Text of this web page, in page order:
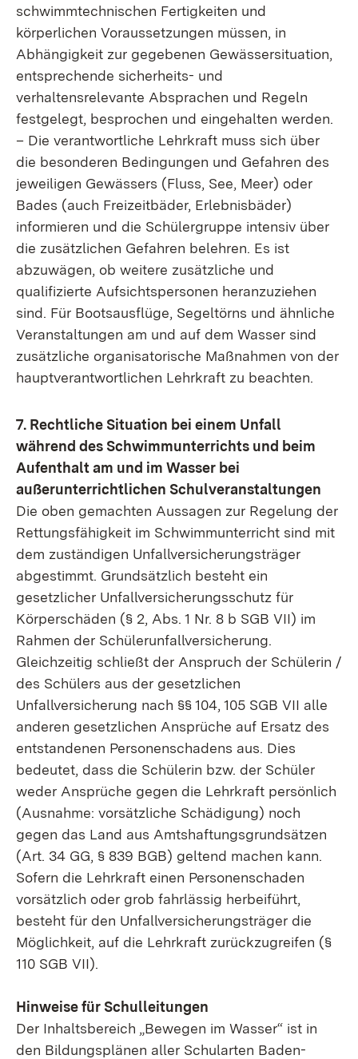
schwimmtechnischen Fertigkeiten und
körperlichen Voraussetzungen müssen, in
Abhängigkeit zur gegebenen Gewässersituation,
entsprechende sicherheits- und
verhaltensrelevante Absprachen und Regeln
festgelegt, besprochen und eingehalten werden.
– Die verantwortliche Lehrkraft muss sich über
die besonderen Bedingungen und Gefahren des
jeweiligen Gewässers (Fluss, See, Meer) oder
Bades (auch Freizeitbäder, Erlebnisbäder)
informieren und die Schülergruppe intensiv über
die zusätzlichen Gefahren belehren. Es ist
abzuwägen, ob weitere zusätzliche und
qualifizierte Aufsichtspersonen heranzuziehen
sind. Für Bootsausflüge, Segeltörns und ähnliche
Veranstaltungen am und auf dem Wasser sind
zusätzliche organisatorische Maßnahmen von der
hauptverantwortlichen Lehrkraft zu beachten.
7. Rechtliche Situation bei einem Unfall
während des Schwimmunterrichts und beim
Aufenthalt am und im Wasser bei
außerunterrichtlichen Schulveranstaltungen
Die oben gemachten Aussagen zur Regelung der
Rettungsfähigkeit im Schwimmunterricht sind mit
dem zuständigen Unfallversicherungsträger
abgestimmt. Grundsätzlich besteht ein
gesetzlicher Unfallversicherungsschutz für
Körperschäden (§ 2, Abs. 1 Nr. 8 b SGB VII) im
Rahmen der Schülerunfallversicherung.
Gleichzeitig schließt der Anspruch der Schülerin /
des Schülers aus der gesetzlichen
Unfallversicherung nach §§ 104, 105 SGB VII alle
anderen gesetzlichen Ansprüche auf Ersatz des
entstandenen Personenschadens aus. Dies
bedeutet, dass die Schülerin bzw. der Schüler
weder Ansprüche gegen die Lehrkraft persönlich
(Ausnahme: vorsätzliche Schädigung) noch
gegen das Land aus Amtshaftungsgrundsätzen
(Art. 34 GG, § 839 BGB) geltend machen kann.
Sofern die Lehrkraft einen Personenschaden
vorsätzlich oder grob fahrlässig herbeiführt,
besteht für den Unfallversicherungsträger die
Möglichkeit, auf die Lehrkraft zurückzugreifen (§
110 SGB VII).
Hinweise für Schulleitungen
Der Inhaltsbereich „Bewegen im Wasser“ ist in
den Bildungsplänen aller Schularten Baden-